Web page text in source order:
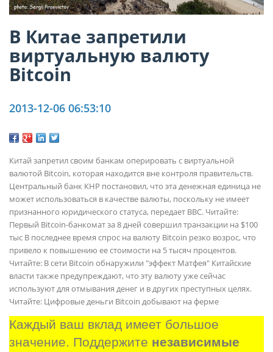
В Китае запретили
виртуальную валюту
Bitcoin
2013-12-06 06:53:10
Китай запретил своим банкам оперировать с виртуальной
валютой Bitcoin, которая находится вне контроля правительств.
Центральный банк КНР постановил, что эта денежная единица не
может использоваться в качестве валюты, поскольку не имеет
признанного юридического статуса, передает ВВС. Читайте:
Первый Bitcoin-банкомат за 8 дней совершил транзакции на $100
тыс В последнее время спрос на валюту Bitcoin резко возрос, что
привело к повышению ее стоимости на 5 тысяч процентов.
Читайте: В сети Bitcoin обнаружили "эффект Матфея" Китайские
власти также предупреждают, что эту валюту уже сейчас
используют для отмывания денег и в других преступных целях.
Читайте: Цифровые деньги Bitcoin добывают на ферме
Каждый ваш вклад имеет большое
значение. Поддержите независимые